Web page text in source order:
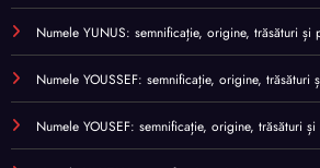
Numele YUNUS: semnificație, origine, trăsături și
Numele YOUSSEF: semnificație, origine, trăsături
Numele YOUSEF: semnificație, origine, trăsături